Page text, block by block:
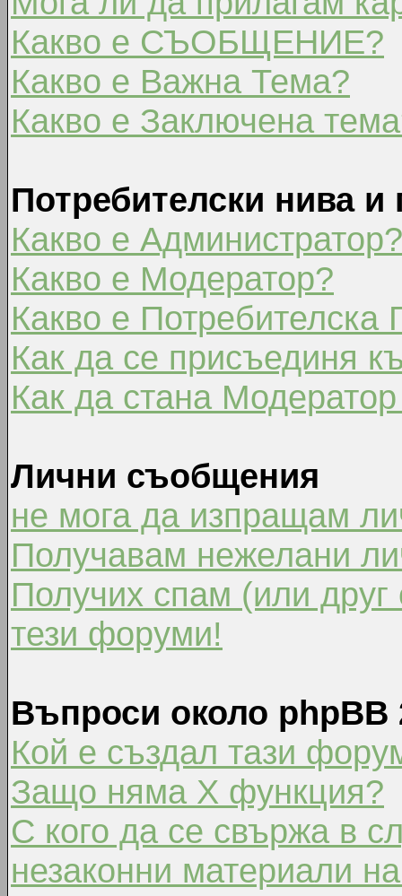
Какво е СЪОБЩЕНИЕ?
Какво е Важна Тема?
Какво е Заключена
Потребителски нива и
Какво е Администратор?
Какво е Модератор?
Какво е Потребителска
Как да се присъединя
Как да стана
Лични съобщения
не мога да изпращам
Получавам нежелани
Получих спам (или
тези форуми!
Въпроси около phpBB
Кой е създал тази
Защо няма X функция?
С кого да се свържа в
незаконни материали